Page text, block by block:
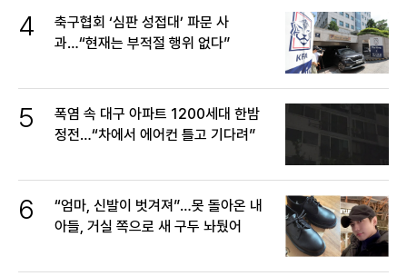
4
축구협회 ‘심판 성접대’ 파문 사
과…“현재는 부적절 행위 없다”
5
폭염 속 대구 아파트 1200세대 한밤
정전…“차에서 에어컨 틀고 기다려”
6
“엄마, 신발이 벗겨져”…못 돌아온 내
아들, 거실 쪽으로 새 구두 놔뒀어